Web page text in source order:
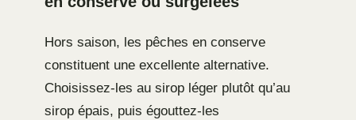
Hors saison, les pêches en conserve
constituent une excellente alternative.
Choisissez-les au sirop léger plutôt qu’au
sirop épais, puis égouttez-les